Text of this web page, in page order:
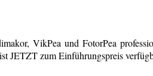
VikPea und FotorPea
JETZT zum Einführungspreis